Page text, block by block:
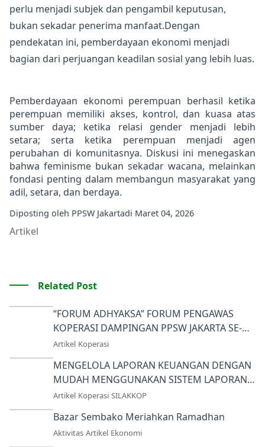
perlu menjadi subjek dan pengambil keputusan,
bukan sekadar penerima manfaat.Dengan
pendekatan ini, pemberdayaan ekonomi menjadi
bagian dari perjuangan keadilan sosial yang lebih luas.
Pemberdayaan ekonomi perempuan berhasil ketika
perempuan memiliki akses, kontrol, dan kuasa atas
sumber daya; ketika relasi gender menjadi lebih
setara; serta ketika perempuan menjadi agen
perubahan di komunitasnya. Diskusi ini menegaskan
bahwa feminisme bukan sekadar wacana, melainkan
fondasi penting dalam membangun masyarakat yang
adil, setara, dan berdaya.
Diposting oleh PPSW Jakartadi Maret 04, 2026
Artikel
Related Post
“FORUM ADHYAKSA” FORUM PENGAWAS
KOPERASI DAMPINGAN PPSW JAKARTA SE-
JABODETABEK
Artikel Koperasi
MENGELOLA LAPORAN KEUANGAN DENGAN
MUDAH MENGGUNAKAN SISTEM LAPORAN
KEUANGAN KOPERASI (SILAKKOP)
Artikel Koperasi SILAKKOP
Bazar Sembako Meriahkan Ramadhan
Aktivitas Artikel Ekonomi